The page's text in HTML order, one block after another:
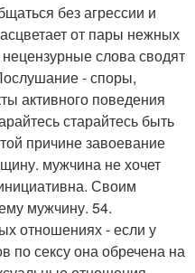
без агрессии и
от пары нежных
слова сводят
- споры,
активного поведения
старайтесь быть
причине завоевание
мужчина не хочет
Своим
мужчину. 54.
отношениях - если у
по сексу она обречена на